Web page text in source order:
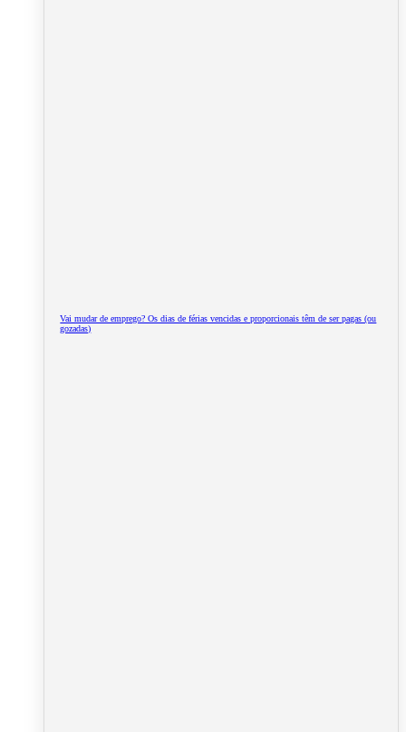
Vai mudar de emprego? Os dias de férias vencidas e proporcionais têm de ser pagas (ou
gozadas)